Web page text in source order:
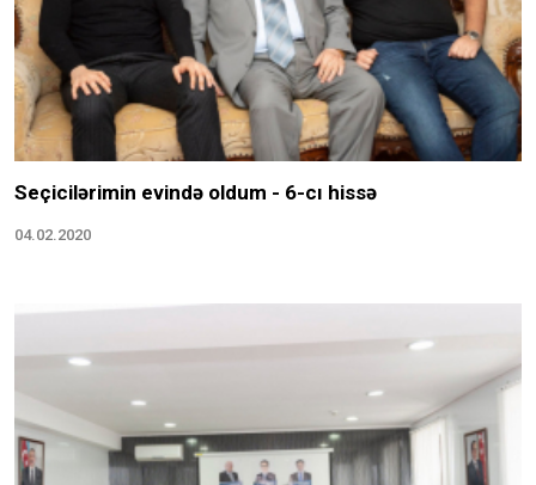
Seçicilərimin evində oldum - 6-cı hissə
04.02.2020